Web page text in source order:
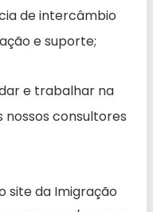
de intercâmbio
e suporte;
e trabalhar na
nossos consultores
site da Imigração